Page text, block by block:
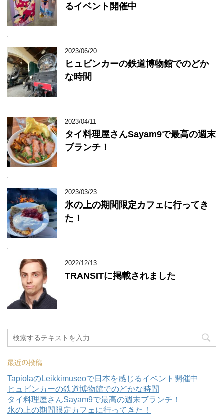
るイベント開催中
2023/06/20
ヒュビンカーの鉄道博物館でのどか
な時間
2023/04/11
タイ料理屋さんSayam9で最高の週末
ブランチ！
2023/03/23
氷の上の期間限定カフェに行ってき
た！
2022/12/13
TRANSITに掲載されました
最近の投稿
TapiolaのLeikkimuseoで日本を感じるイベント開催中
ヒュビンカーの鉄道博物館でのどかな時間
タイ料理屋さんSayam9で最高の週末ブランチ！
氷の上の期間限定カフェに行ってきた！